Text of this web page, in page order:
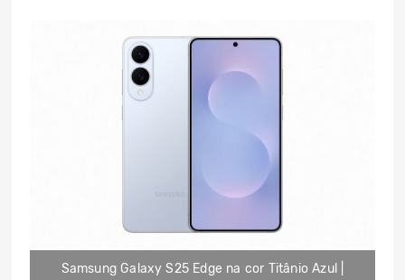
Samsung Galaxy S25 Edge na cor Titânio Azul |